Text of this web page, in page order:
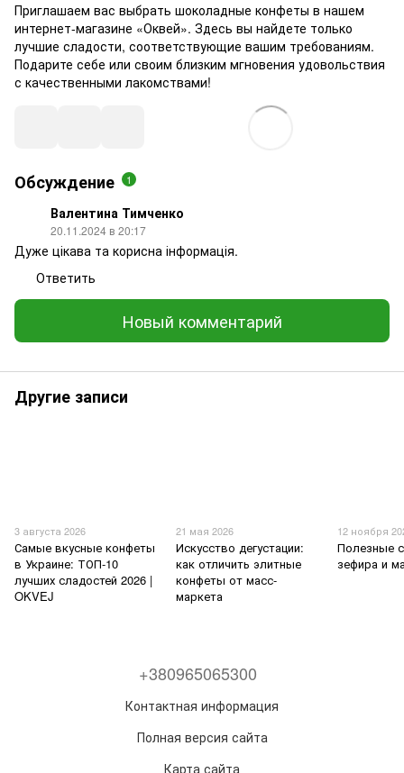
Приглашаем вас выбрать шоколадные конфеты в нашем
интернет-магазине «Оквей». Здесь вы найдете только
лучшие сладости, соответствующие вашим требованиям.
Подарите себе или своим близким мгновения удовольствия
с качественными лакомствами!
Обсуждение 1
Валентина Тимченко
20.11.2024 в 20:17
Дуже цікава та корисна інформація.
Ответить
Новый комментарий
Другие записи
3 августа 2026
Самые вкусные конфеты
в Украине: ТОП-10
лучших сладостей 2026 |
OKVEJ
21 мая 2026
Искусство дегустации:
как отличить элитные
конфеты от масс-
маркета
12 ноября
Полезные
зефира и
+380965065300
Контактная информация
Полная версия сайта
Карта сайта